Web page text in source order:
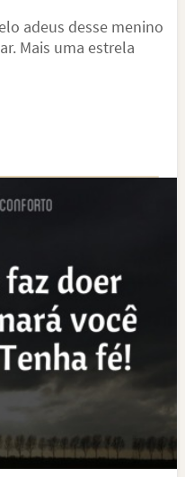
adeus desse menino
Mais uma estrela